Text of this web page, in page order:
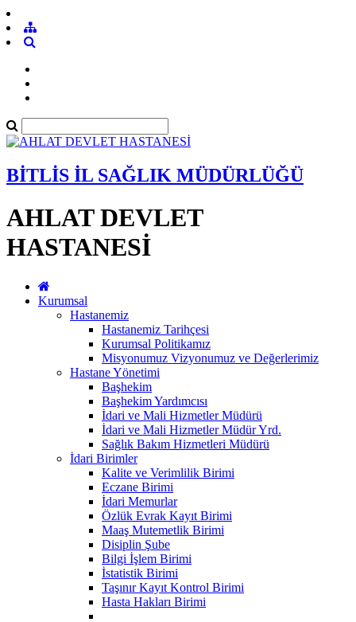
BİTLİS İL SAĞLIK MÜDÜRLÜĞÜ
AHLAT DEVLET
HASTANESİ
Kurumsal
Hastanemiz
Hastanemiz Tarihçesi
Kurumsal Politikamız
Misyonumuz Vizyonumuz ve Değerlerimiz
Hastane Yönetimi
Başhekim
Başhekim Yardımcısı
İdari ve Mali Hizmetler Müdürü
İdari ve Mali Hizmetler Müdür Yrd.
Sağlık Bakım Hizmetleri Müdürü
İdari Birimler
Kalite ve Verimlilik Birimi
Eczane Birimi
İdari Memurlar
Özlük Evrak Kayıt Birimi
Maaş Mutemetlik Birimi
Disiplin Şube
Bilgi İşlem Birimi
İstatistik Birimi
Taşınır Kayıt Kontrol Birimi
Hasta Hakları Birimi